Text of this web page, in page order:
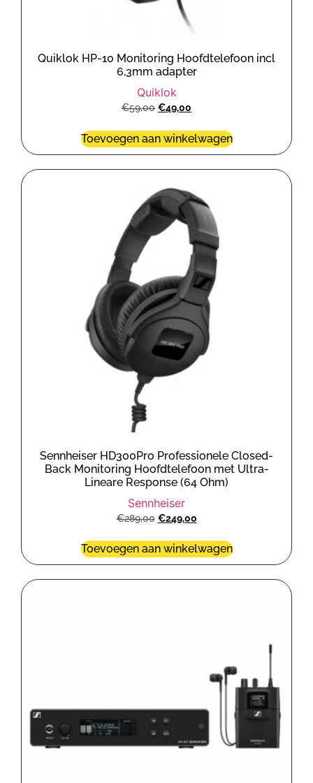
Quiklok HP-10 Monitoring Hoofdtelefoon incl
6,3mm adapter
Quiklok
€59,00 €49,00
Toevoegen aan winkelwagen
Sennheiser HD300Pro Professionele Closed-
Back Monitoring Hoofdtelefoon met Ultra-
Lineare Response (64 Ohm)
Sennheiser
€289,00 €249,00
Toevoegen aan winkelwagen